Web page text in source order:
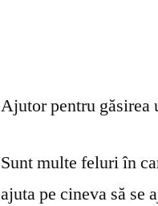
Ajutor pentru găsirea
Sunt multe feluri în
ajuta pe cineva să se